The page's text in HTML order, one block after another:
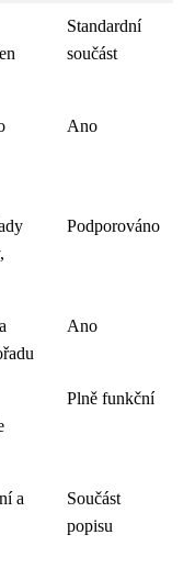
Standardní
součást
Ano
Podporováno
Ano
Plně funkční
a
Součást
popisu